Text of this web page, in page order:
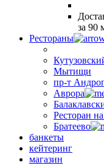
за 90
Рестораны
Мытищи
пр-т
Аврора
Ресторан
Братеево
банкеты
кейтеринг
магазин